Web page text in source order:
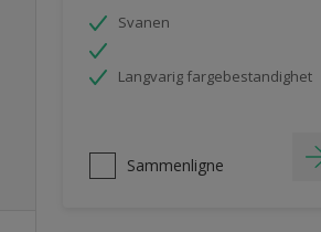
Svanen
Langvarig fargebestandighet
Sammenligne